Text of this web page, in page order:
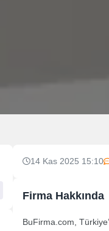
14 Kas 2025 15:10
Firma Hakkında
BuFirma.com,